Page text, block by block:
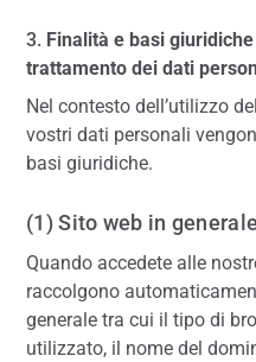
3. Finalità e basi
trattamento dei dati
Nel contesto dell’utilizzo
vostri dati personali
basi giuridiche.
(1) Sito web in generale
Quando accedete alle
raccolgono
generale tra cui il tipo di
utilizzato, il nome del